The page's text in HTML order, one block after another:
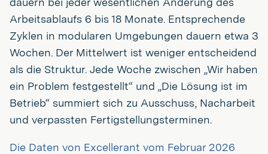
Arbeitsablaufs 6 bis 18 Monate. Entsprechende
Zyklen in modularen Umgebungen dauern etwa 3
Wochen. Der Mittelwert ist weniger entscheidend
als die Struktur. Jede Woche zwischen „Wir haben
ein Problem festgestellt“ und „Die Lösung ist im
Betrieb“ summiert sich zu Ausschuss, Nacharbeit
und verpassten Fertigstellungsterminen.
Die Daten von Excellerant vom Februar 2026